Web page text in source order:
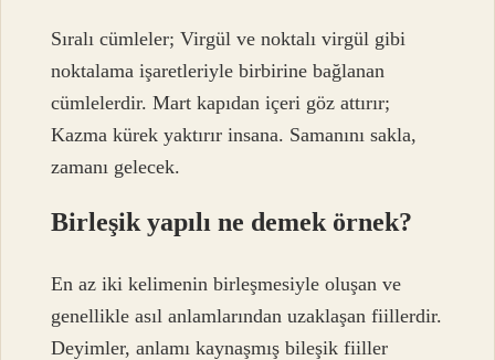
Sıralı cümleler; Virgül ve noktalı virgül gibi
noktalama işaretleriyle birbirine bağlanan
cümlelerdir. Mart kapıdan içeri göz attırır;
Kazma kürek yaktırır insana. Samanını sakla,
zamanı gelecek.
Birleşik yapılı ne demek örnek?
En az iki kelimenin birleşmesiyle oluşan ve
genellikle asıl anlamlarından uzaklaşan fiillerdir.
Deyimler, anlamı kaynaşmış bileşik fiiller